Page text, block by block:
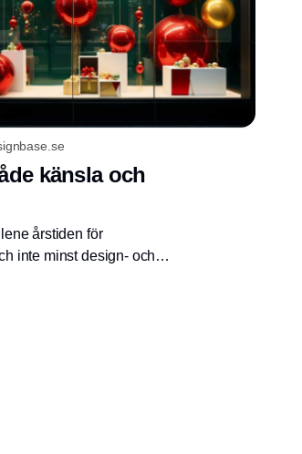
känsla och
årstiden för
inte minst design- och